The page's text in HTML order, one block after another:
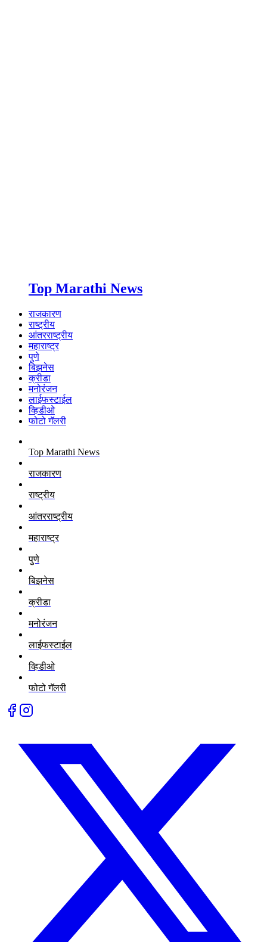
Top Marathi News
राजकारण
राष्ट्रीय
आंतरराष्ट्रीय
महाराष्ट्र
पुणे
बिझनेस
क्रीडा
मनोरंजन
लाईफस्टाईल
व्हिडीओ
फोटो गॅलरी
Top Marathi News
राजकारण
राष्ट्रीय
आंतरराष्ट्रीय
महाराष्ट्र
पुणे
बिझनेस
क्रीडा
मनोरंजन
लाईफस्टाईल
व्हिडीओ
फोटो गॅलरी